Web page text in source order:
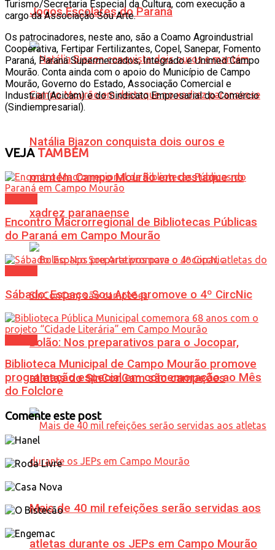
Jogos Escolares do Paraná
Natália Biazon conquista dois ouros e
mantém Campo Mourão em destaque no
xadrez paranaense
Bolão: Nos preparativos para o Jocopar,
atletas do SinConCam são campeões
Mais de 40 mil refeições serão servidas aos
atletas durante os JEPs em Campo Mourão
Turismo/Secretaria Especial da Cultura, com execução a
cargo da Associação Sou Arte.
Os patrocinadores, neste ano, são a Coamo Agroindustrial
Cooperativa, Fertipar Fertilizantes, Copel, Sanepar, Fomento
Paraná, Paraná Supermercados, Integrado e Unimed Campo
Mourão. Conta ainda com o apoio do Município de Campo
Mourão, Governo do Estado, Associação Comercial e
Industrial (Acicam) e do Sindicato Empresarial do Comércio
(Sindiempresarial).
VEJATAMBÉM
Encontro Macrorregional de Bibliotecas Públicas
do Paraná em Campo Mourão
Sábado: Espaço Sou Arte promove o 4º CircNic
Biblioteca Municipal de Campo Mourão promove
programação especial em comemoração ao Mês
do Folclore
Comente este post